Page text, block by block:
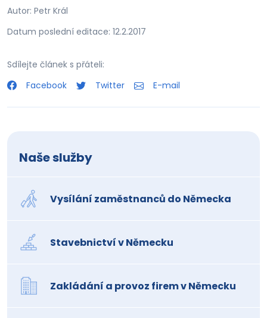
Autor: Petr Král
Datum poslední editace: 12.2.2017
Sdílejte článek s přáteli:
Facebook
Twitter E-mail
Naše služby
Vysílání zaměstnanců do Německa
Stavebnictví v Německu
Zakládání a provoz firem v Německu